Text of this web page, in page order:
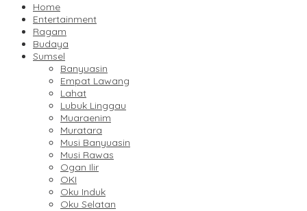
Home
Entertainment
Ragam
Budaya
Sumsel
Banyuasin
Empat Lawang
Lahat
Lubuk Linggau
Muaraenim
Muratara
Musi Banyuasin
Musi Rawas
Ogan Ilir
OKI
Oku Induk
Oku Selatan